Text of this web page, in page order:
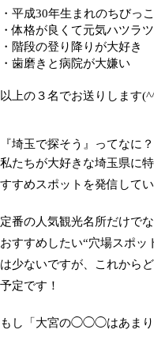
・平成30年生まれのちびっ
・体格が良くて元気ハツラ
・階段の登り降りが大好き
・歯磨きと病院が大嫌い
以上の３名でお送りします
『埼玉で探そう』ってなに？
私たちが大好きな埼玉県に
すすめスポットを発信してい
定番の人気観光名所だけで
おすすめしたい“穴場スポ
は少ないですが、これから
予定です！
もし「大宮の◯◯◯はあまり